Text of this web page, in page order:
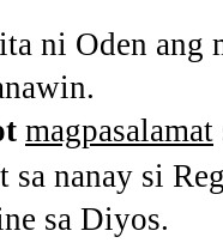
ni Oden ang
magpasalamat
nanay si
sa Diyos.